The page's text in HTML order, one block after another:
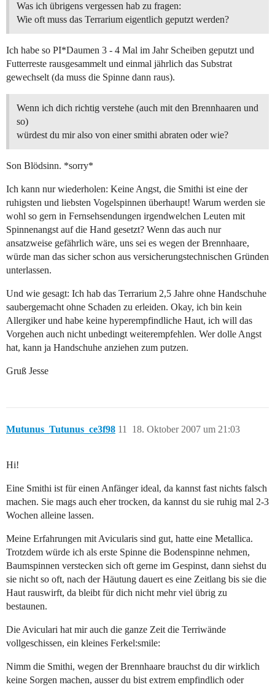
Was ich übrigens vergessen hab zu fragen:
Wie oft muss das Terrarium eigentlich geputzt werden?
Ich habe so PI*Daumen 3 - 4 Mal im Jahr Scheiben geputzt und
Futterreste rausgesammelt und einmal jährlich das Substrat
gewechselt (da muss die Spinne dann raus).
Wenn ich dich richtig verstehe (auch mit den Brennhaaren und
so)
würdest du mir also von einer smithi abraten oder wie?
Son Blödsinn. *sorry*
Ich kann nur wiederholen: Keine Angst, die Smithi ist eine der
ruhigsten und liebsten Vogelspinnen überhaupt! Warum werden sie
wohl so gern in Fernsehsendungen irgendwelchen Leuten mit
Spinnenangst auf die Hand gesetzt? Wenn das auch nur
ansatzweise gefährlich wäre, uns sei es wegen der Brennhaare,
würde man das sicher schon aus versicherungstechnischen Gründen
unterlassen.
Und wie gesagt: Ich hab das Terrarium 2,5 Jahre ohne Handschuhe
saubergemacht ohne Schaden zu erleiden. Okay, ich bin kein
Allergiker und habe keine hyperempfindliche Haut, ich will das
Vorgehen auch nicht unbedingt weiterempfehlen. Wer dolle Angst
hat, kann ja Handschuhe anziehen zum putzen.
Gruß Jesse
Mutunus_Tutunus_ce3f98 18. Oktober 2007 um 21:03
11
Hi!
Eine Smithi ist für einen Anfänger ideal, da kannst fast nichts falsch
machen. Sie mags auch eher trocken, da kannst du sie ruhig mal 2-3
Wochen alleine lassen.
Meine Erfahrungen mit Avicularis sind gut, hatte eine Metallica.
Trotzdem würde ich als erste Spinne die Bodenspinne nehmen,
Baumspinnen verstecken sich oft gerne im Gespinst, dann siehst du
sie nicht so oft, nach der Häutung dauert es eine Zeitlang bis sie die
Haut rauswirft, da bleibt für dich nicht mehr viel übrig zu
bestaunen.
Die Aviculari hat mir auch die ganze Zeit die Terriwände
vollgeschissen, ein kleines Ferkel:smile:
Nimm die Smithi, wegen der Brennhaare brauchst du dir wirklich
keine Sorgen machen, ausser du bist extrem empfindlich oder